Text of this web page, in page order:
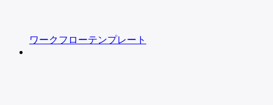
ワークフローテンプレート